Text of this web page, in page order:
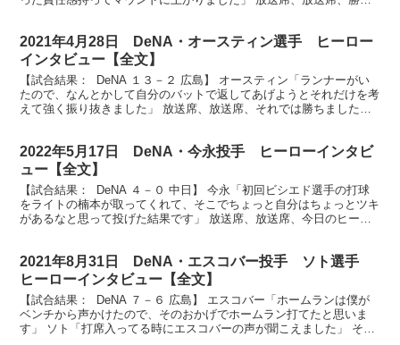
2021年4月28日 DeNA・オースティン選手 ヒーロー
インタビュー【全文】
【試合結果： DeNA １３－２ 広島】 オースティン「ランナーがい
たので、なんとかして自分のバットで返してあげようとそれだけを考
えて強く振り抜きました」 放送席、放送席、それでは勝ちましたベ
2022年5月17日 DeNA・今永投手 ヒーローインタビ
ュー【全文】
【試合結果： DeNA ４－０ 中日】 今永「初回ビシエド選手の打球
をライトの楠本が取ってくれて、そこでちょっと自分はちょっとツキ
があるなと思って投げた結果です」 放送席、放送席、今日のヒーロ
2021年8月31日 DeNA・エスコバー投手 ソト選手
ヒーローインタビュー【全文】
【試合結果： DeNA ７－６ 広島】 エスコバー「ホームランは僕が
ベンチから声かけたので、そのおかげでホームラン打てたと思いま
す」 ソト「打席入ってる時にエスコバーの声が聞こえました」 それ